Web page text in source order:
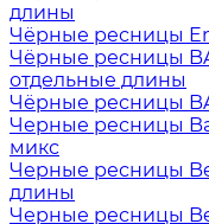
длины
Чёрные ресницы
Чёрные ресницы
отдельные длины
Чёрные ресницы
Черные ресницы
микс
Черные ресницы
длины
Черные ресницы